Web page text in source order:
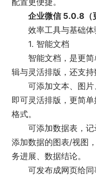
1、零售行业：客户
圈、离职继承
2、教育行业：家长
知、作业、课外打卡、
3、政务行业：居民
报、巡查上报
4、制造行业：上下
离职继承
5、餐饮行业：客户
客户联系
6、金融行业：服务
规审计、服务沟通安全
配置更便捷。
企业微信 5.0.8（
效率工具与基础体
1. 智能文档
智能文档，是更简
辑与灵活排版，还支持
可添加文本、图片
即可灵活排版，更简
格式。
可添加数据表，记
添加数据的图表/视图
务进展、数据结论。
可发布成网页给同